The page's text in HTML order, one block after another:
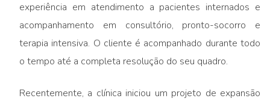
experiência em atendimento a pacientes internados e
acompanhamento em consultório, pronto-socorro e
terapia intensiva. O cliente é acompanhado durante todo
o tempo até a completa resolução do seu quadro.
Recentemente, a clínica iniciou um projeto de expansão